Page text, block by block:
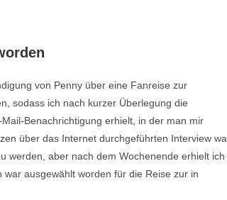
von Penny über eine Fanreise zur
sodass ich nach kurzer Überlegung die
Benachrichtigung erhielt, in der man mir
über das Internet durchgeführten Interview
werden, aber nach dem Wochenende erhielt ich
ausgewählt worden für die Reise zur in